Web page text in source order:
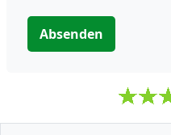
Absenden